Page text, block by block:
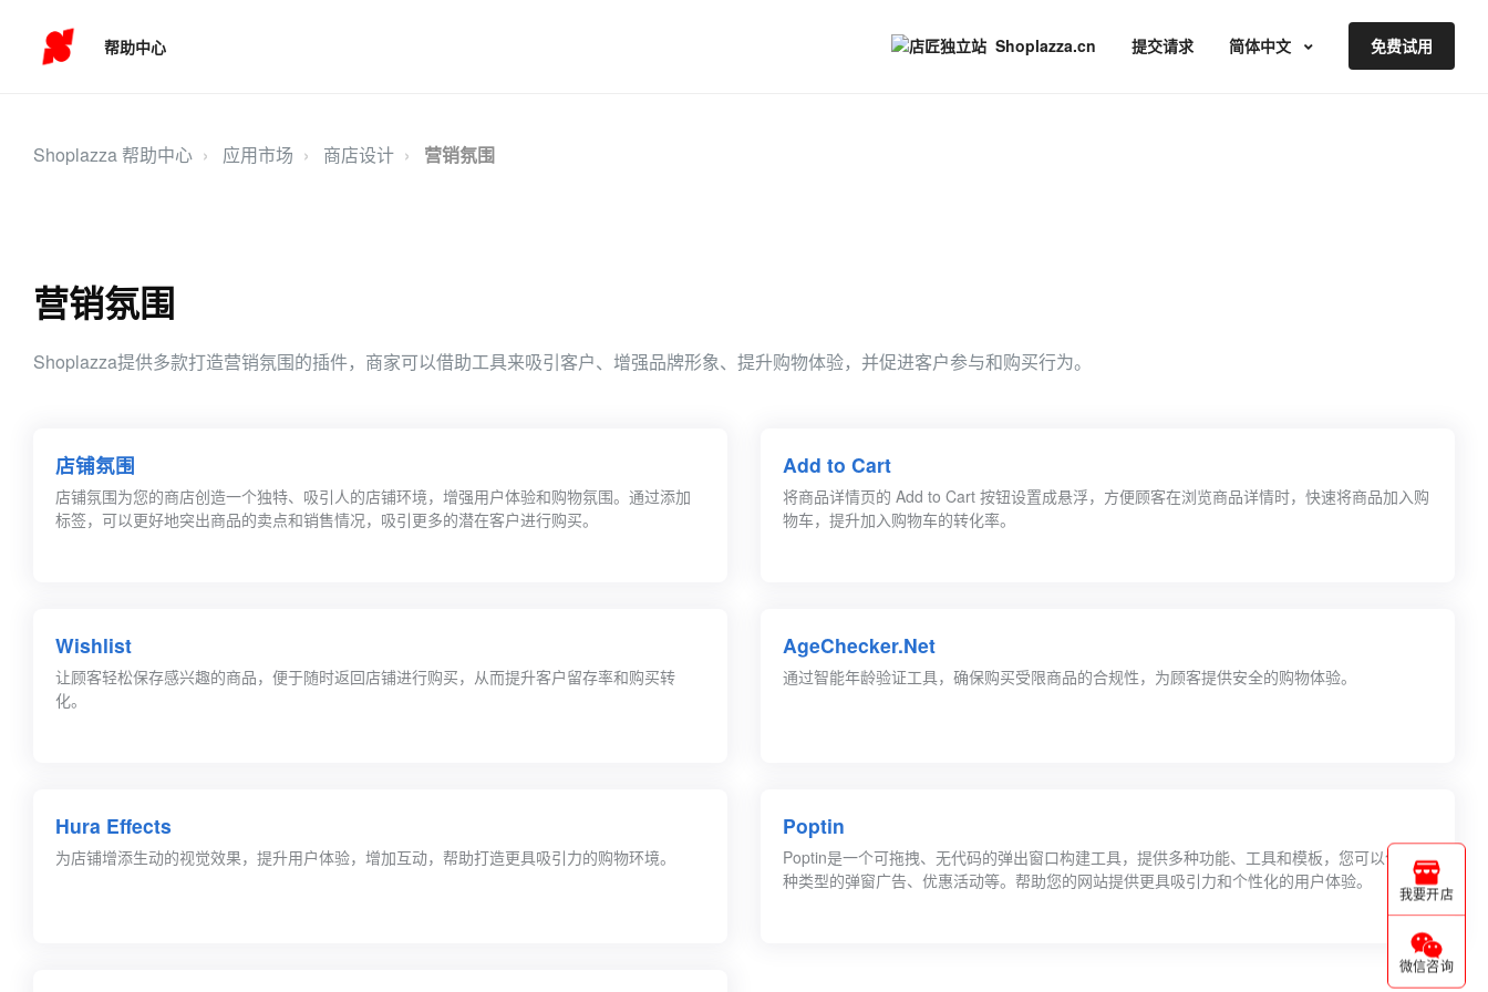
帮助中心 Shoplazza.cn 提交请求 简体中文 免费试用
Shoplazza 帮助中心 应用市场 商店设计 营销氛围
营销氛围
Shoplazza提供多款打造营销氛围的插件，商家可以借助工具来吸引客户、增强品牌形象、提升购物体验，并促进客户参与和购买行为。
店铺氛围
店铺氛围为您的商店创造一个独特、吸引人的店铺环境，增强用户体验和购物氛围。通过添加
标签，可以更好地突出商品的卖点和销售情况，吸引更多的潜在客户进行购买。
Add to Cart
将商品详情页的 Add to Cart 按钮设置成悬浮，方便顾客在浏览商品详情时，快速将商品加入购
物车，提升加入购物车的转化率。
Wishlist
让顾客轻松保存感兴趣的商品，便于随时返回店铺进行购买，从而提升客户留存率和购买转
化。
AgeChecker.Net
通过智能年龄验证工具，确保购买受限商品的合规性，为顾客提供安全的购物体验。
Hura Effects
为店铺增添生动的视觉效果，提升用户体验，增加互动，帮助打造更具吸引力的购物环境。
Poptin
Poptin是一个可拖拽、无代码的弹出窗口构建工具，提供多种功能、工具和模板，您可以创建各
种类型的弹窗广告、优惠活动等。帮助您的网站提供更具吸引力和个性化的用户体验。
我要开店
微信咨询